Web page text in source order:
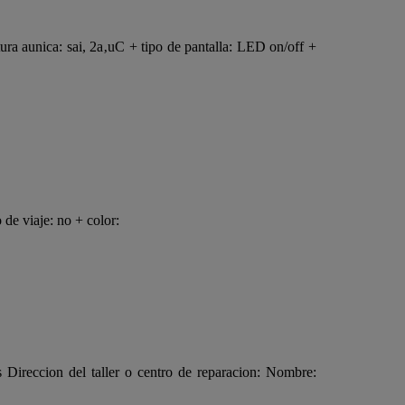
aunica: sai, 2a‚uC + tipo de pantalla: LED on/off +
de viaje: no + color:
Direccion del taller o centro de reparacion: Nombre: